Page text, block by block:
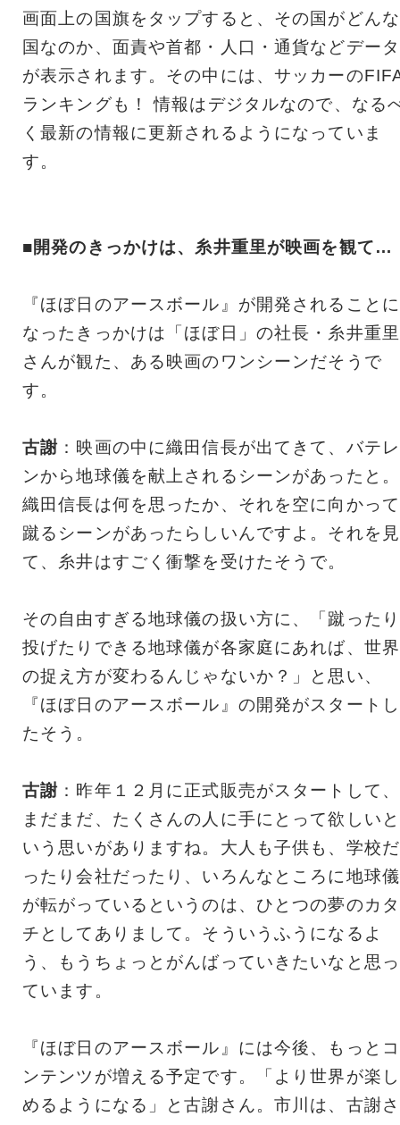
画面上の国旗をタップすると、その国がどんな
国なのか、面責や首都・人口・通貨などデータ
が表示されます。その中には、サッカーの
ランキングも！ 情報はデジタルなので、なる
く最新の情報に更新されるようになっていま
す。
■開発のきっかけは、糸井重里が映画を観て…
『ほぼ日のアースボール』が開発されることに
なったきっかけは「ほぼ日」の社長・糸井重里
さんが観た、ある映画のワンシーンだそうで
す。
古謝 ：映画の中に織田信長が出てきて、バテレ
ンから地球儀を献上されるシーンがあったと。
織田信長は何を思ったか、それを空に向かって
蹴るシーンがあったらしいんですよ。それを見
て、糸井はすごく衝撃を受けたそうで。
その自由すぎる地球儀の扱い方に、「蹴ったり
投げたりできる地球儀が各家庭にあれば、世界
の捉え方が変わるんじゃないか？」と思い、
『ほぼ日のアースボール』の開発がスタートし
たそう。
古謝 ：昨年１２月に正式販売がスタートして、
まだまだ、たくさんの人に手にとって欲しいと
いう思いがありますね。大人も子供も、学校だ
ったり会社だったり、いろんなところに地球儀
が転がっているというのは、ひとつの夢のカタ
チとしてありまして。そういうふうになるよ
う、もうちょっとがんばっていきたいなと思っ
ています。
『ほぼ日のアースボール』には今後、もっとコ
ンテンツが増える予定です。「より世界が楽し
めるようになる」と古謝さん。市川は、古謝さ